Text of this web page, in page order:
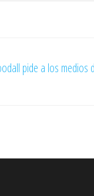
pide a los